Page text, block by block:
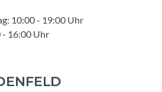
10:00 - 19:00 Uhr
- 16:00 Uhr